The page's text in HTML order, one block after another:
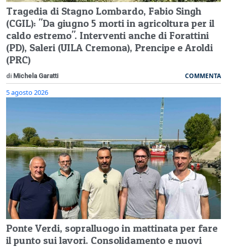
Tragedia di Stagno Lombardo, Fabio Singh
(CGIL): "Da giugno 5 morti in agricoltura per il
caldo estremo". Interventi anche di Forattini
(PD), Saleri (UILA Cremona), Prencipe e Aroldi
(PRC)
di Michela Garatti COMMENTA
5 agosto 2026
Ponte Verdi, sopralluogo in mattinata per fare
il punto sui lavori. Consolidamento e nuovi